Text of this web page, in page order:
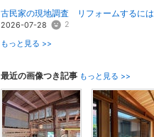
古民家の現地調査 リフォームするには
2026-07-28 2
もっと見る >>
最近の画像つき記事 もっと見る >>